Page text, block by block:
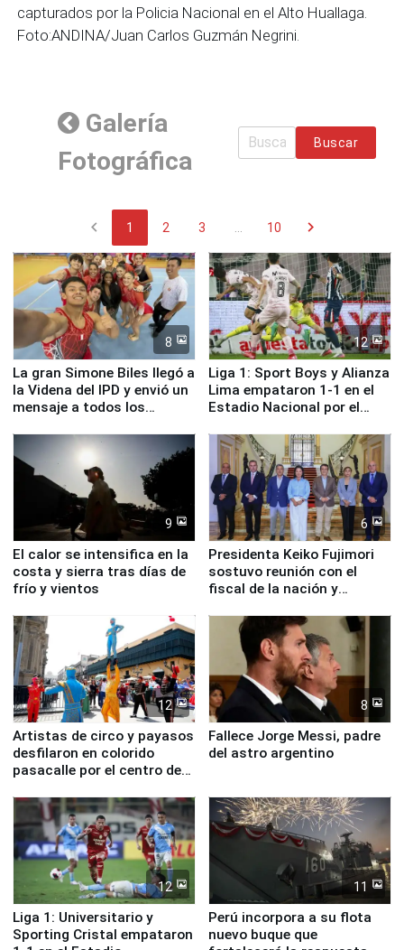
capturados por la Policia Nacional en el Alto Huallaga.
Foto:ANDINA/Juan Carlos Guzmán Negrini.
Galería
Fotográfica
Buscar
chevron_left 1 2 3 10 chevron_right
8
La gran Simone Biles llegó a
la Videna del IPD y envió un
mensaje a todos los
12
Liga 1: Sport Boys y Alianza
Lima empataron 1-1 en el
Estadio Nacional por el
9
El calor se intensifica en la
costa y sierra tras días de
frío y vientos
6
Presidenta Keiko Fujimori
sostuvo reunión con el
fiscal de la nación y
12
Artistas de circo y payasos
desfilaron en colorido
pasacalle por el centro de
8
Fallece Jorge Messi, padre
del astro argentino
12
Liga 1: Universitario y
Sporting Cristal empataron
11
Perú incorpora a su flota
nuevo buque que